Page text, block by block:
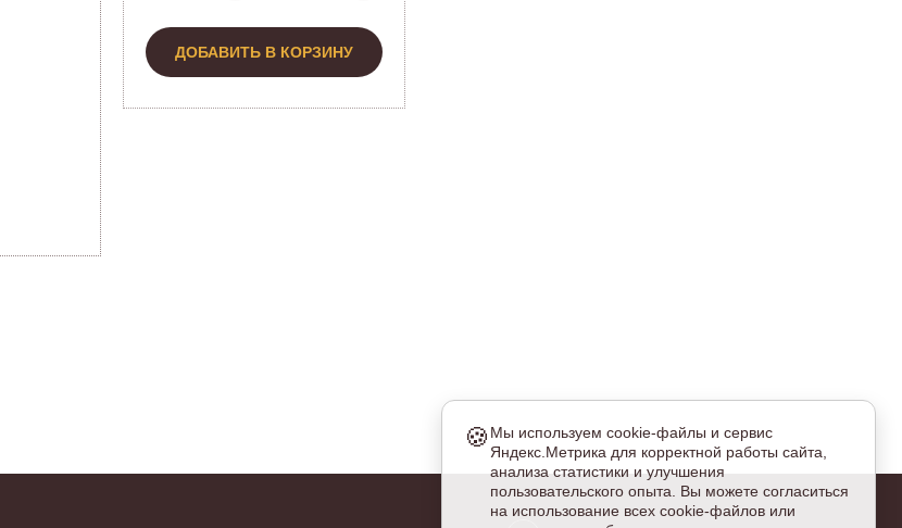
ДОБАВИТЬ В КОРЗИНУ
🍪 Мы используем cookie-файлы и сервис
Яндекс.Метрика для корректной работы сайта,
анализа статистики и улучшения
пользовательского опыта. Вы можете согласиться
на использование всех cookie-файлов или
Необходимые
Эти куки обязательны для работы сайта и не могут быть